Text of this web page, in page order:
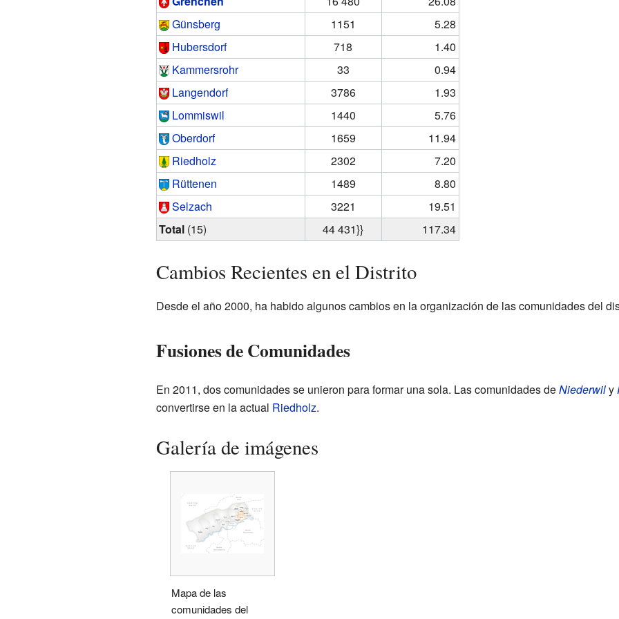
Günsberg
1151
5.28
Hubersdorf
718
1.40
Kammersrohr
33
0.94
Langendorf
3786
1.93
Lommiswil
1440
5.76
Oberdorf
1659
11.94
Riedholz
2302
7.20
Rüttenen
1489
8.80
Selzach
3221
19.51
Total(15) 44 431}} 117.34
Cambios Recientes en el Distrito
Desde el año 2000, ha habido algunos cambios en la organización de las comunidades del
Fusiones de Comunidades
En 2011, dos comunidades se unieron para formar una sola. Las comunidades deNiederwily
convertirse en la actual Riedholz.
Galería de imágenes
Mapa de las
comunidades del